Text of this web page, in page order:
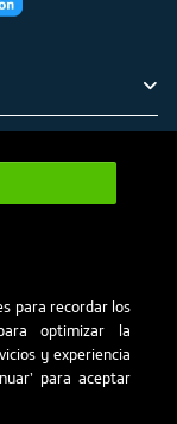
Internet Wifi –
para recordar los
optimizar la
y experiencia
para aceptar